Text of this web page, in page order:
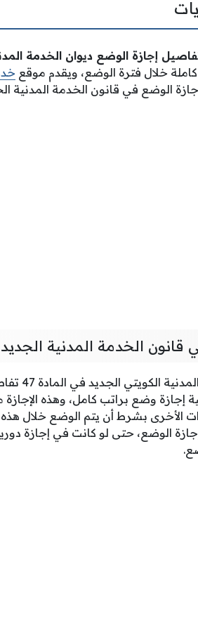
إجازة الوضع ديوان الخدمة
كاملة خلال فترة الوضع، ويقدم موقع
الوضع في قانون الخدمة المدنية
قانون الخدمة المدنية الجديد
تضمن
إجازة وضع براتب كامل، وهذه
الأخرى بشرط أن يتم الوضع خلال هذه
الوضع، حتى لو كانت في إجازة دورية